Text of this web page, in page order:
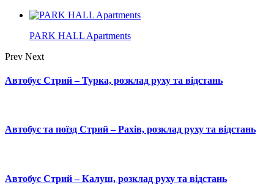
PARK HALL Apartments
Prev Next
Автобус Стрий – Турка, розклад руху та відстань
Автобус та поїзд Стрий – Рахів, розклад руху та відстань
Автобус Стрий – Калуш, розклад руху та відстань